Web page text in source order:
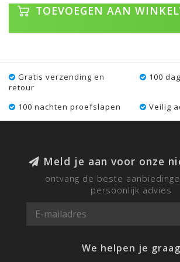
TOEVOEGEN AAN
Gratis verzending en
retour
100
100 nachten proefslapen Veilig
Meld je aan voor onze
ontvang de beste
persoonlijk advies
We helpen je graag